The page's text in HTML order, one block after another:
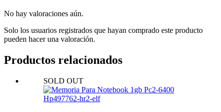
No hay valoraciones aún.
Solo los usuarios registrados que hayan comprado este producto
pueden hacer una valoración.
Productos relacionados
SOLD OUT